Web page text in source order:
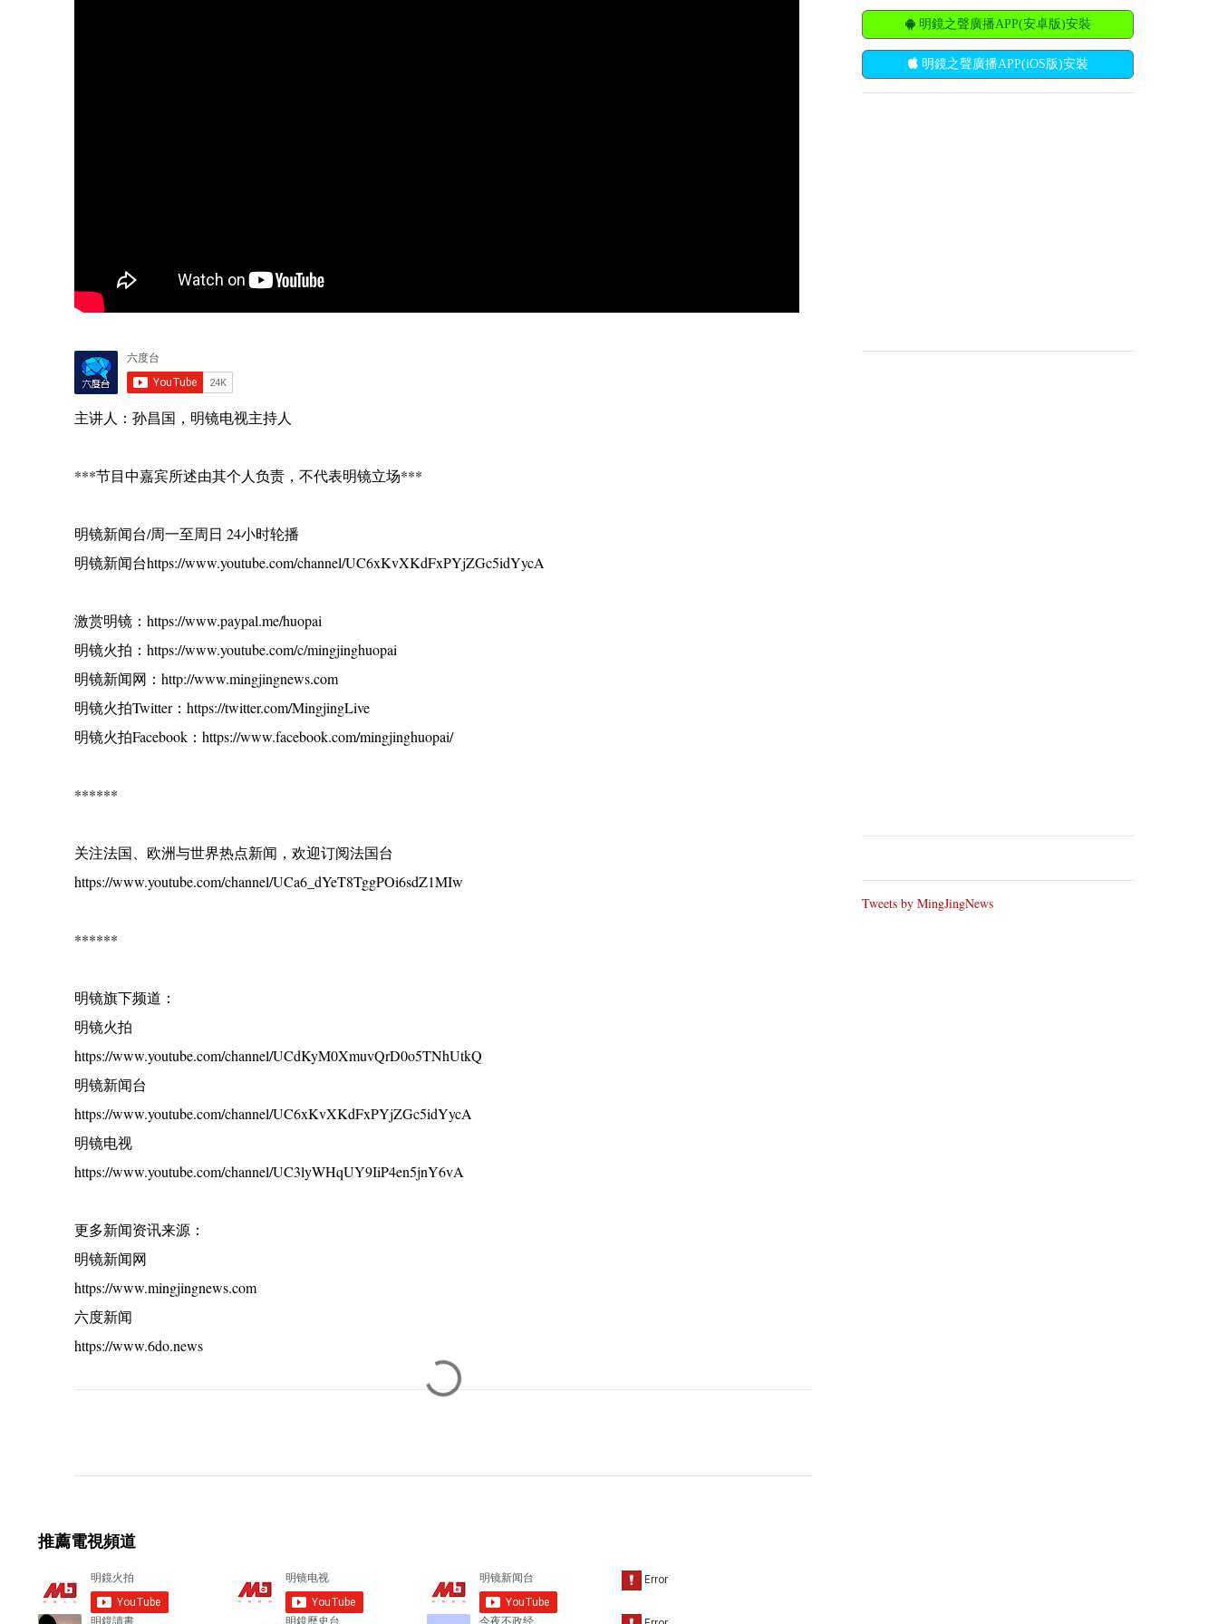
主讲人：孙昌国，明镜电视主持人
***节目中嘉宾所述由其个人负责，不代表明镜立场***
明镜新闻台/周一至周日 24小时轮播
明镜新闻台https://www.youtube.com/channel/UC6xKvXKdFxPYjZGc5idYycA
激赏明镜：https://www.paypal.me/huopai
明镜火拍：https://www.youtube.com/c/mingjinghuopai
明镜新闻网：http://www.mingjingnews.com
明镜火拍Twitter：https://twitter.com/MingjingLive
明镜火拍Facebook：https://www.facebook.com/mingjinghuopai/
******
关注法国、欧洲与世界热点新闻，欢迎订阅法国台
https://www.youtube.com/channel/UCa6_dYeT8TggPOi6sdZ1MIw
******
明镜旗下频道：
明镜火拍
https://www.youtube.com/channel/UCdKyM0XmuvQrD0o5TNhUtkQ
明镜新闻台
https://www.youtube.com/channel/UC6xKvXKdFxPYjZGc5idYycA
明镜电视
https://www.youtube.com/channel/UC3lyWHqUY9IiP4en5jnY6vA
更多新闻资讯来源：
明镜新闻网
https://www.mingjingnews.com
六度新闻
https://www.6do.news
n
s
推薦電視頻道
明鏡之聲廣播APP(安卓版)安裝
明鏡之聲廣播APP(iOS版)安裝
Tweets by MingJingNews